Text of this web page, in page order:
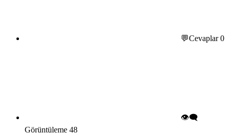
💬Cevaplar0
👁️‍🗨️
Görüntüleme 48